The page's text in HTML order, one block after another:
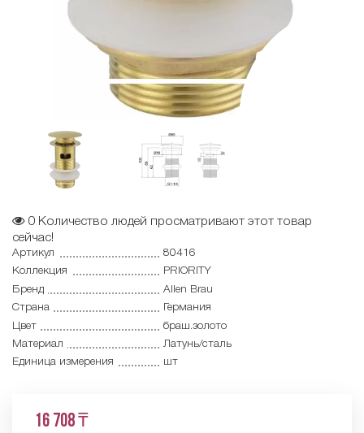
0 Количество людей просматривают этот товар
сейчас!
Артикул
80416
Коллекция
PRIORITY
Бренд
Allen Brau
Страна
Германия
Цвет
браш.золото
Материал
Латунь/сталь
Единица измерения
шт
16 708 ₸